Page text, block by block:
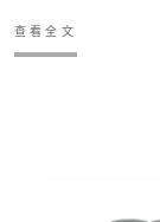
查看全文